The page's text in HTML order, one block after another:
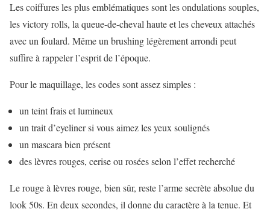
Les coiffures les plus emblématiques sont les ondulations souples,
les victory rolls, la queue-de-cheval haute et les cheveux attachés
avec un foulard. Même un brushing légèrement arrondi peut
suffire à rappeler l’esprit de l’époque.
Pour le maquillage, les codes sont assez simples :
un teint frais et lumineux
un trait d’eyeliner si vous aimez les yeux soulignés
un mascara bien présent
des lèvres rouges, cerise ou rosées selon l’effet recherché
Le rouge à lèvres rouge, bien sûr, reste l’arme secrète absolue du
look 50s. En deux secondes, il donne du caractère à la tenue. Et